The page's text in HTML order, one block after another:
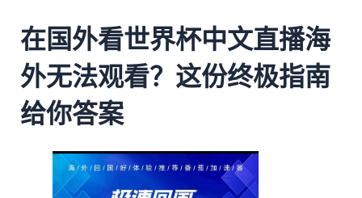
在国外看世界杯中文直播海
外无法观看？这份终极指南
给你答案